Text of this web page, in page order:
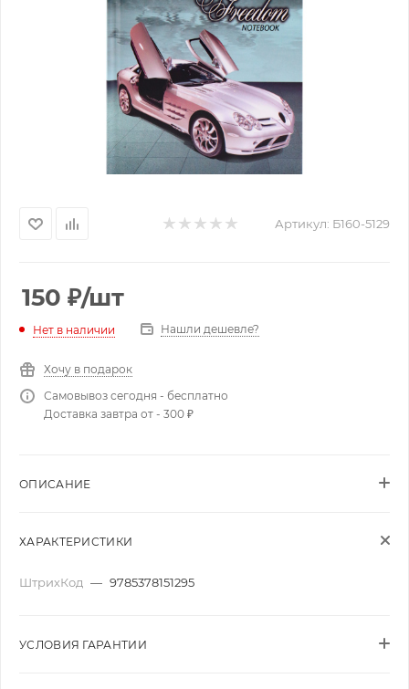
Артикул: Б160-5129
150 ₽/шт
Нет в наличии Нашли дешевле?
Хочу в подарок
Самовывоз сегодня - бесплатно
Доставка завтра от - 300 ₽
ОПИСАНИЕ
ХАРАКТЕРИСТИКИ
ШтрихКод — 9785378151295
УСЛОВИЯ ГАРАНТИИ